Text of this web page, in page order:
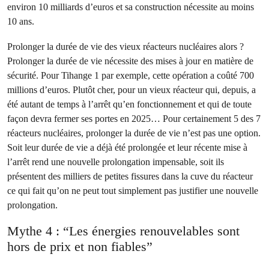
environ 10 milliards d’euros et sa construction nécessite au moins
10 ans.
Prolonger la durée de vie des vieux réacteurs nucléaires alors ?
Prolonger la durée de vie nécessite des mises à jour en matière de
sécurité. Pour Tihange 1 par exemple, cette opération a coûté 700
millions d’euros. Plutôt cher, pour un vieux réacteur qui, depuis, a
été autant de temps à l’arrêt qu’en fonctionnement et qui de toute
façon devra fermer ses portes en 2025… Pour certainement 5 des 7
réacteurs nucléaires, prolonger la durée de vie n’est pas une option.
Soit leur durée de vie a déjà été prolongée et leur récente mise à
l’arrêt rend une nouvelle prolongation impensable, soit ils
présentent des milliers de petites fissures dans la cuve du réacteur
ce qui fait qu’on ne peut tout simplement pas justifier une nouvelle
prolongation.
Mythe 4 : “Les énergies renouvelables sont
hors de prix et non fiables”